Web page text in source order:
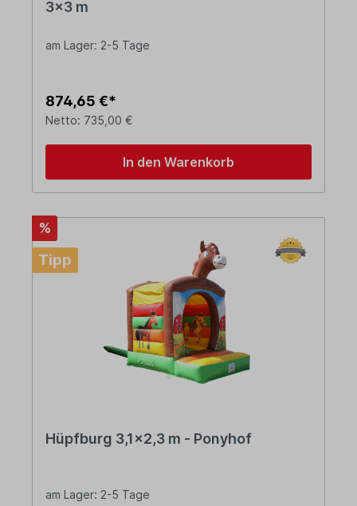
3x3 m
am Lager: 2-5 Tage
874,65 €*
Netto: 735,00 €
In den Warenkorb
%
Tipp
Hüpfburg 3,1x2,3 m - Ponyhof
am Lager: 2-5 Tage